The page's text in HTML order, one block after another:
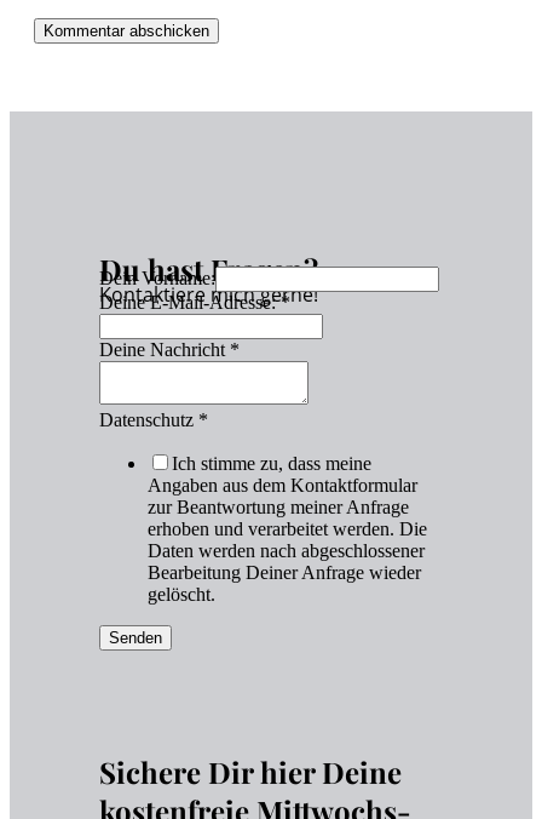
Du hast Fragen?
Kontaktiere mich gerne!
Dein Vorname:
Deine E-Mail-Adresse:*
Deine Nachricht *
Datenschutz *
Ich stimme zu, dass meine
Angaben aus dem Kontaktformular
zur Beantwortung meiner Anfrage
erhoben und verarbeitet werden. Die
Daten werden nach abgeschlossener
Bearbeitung Deiner Anfrage wieder
gelöscht.
Senden
Sichere Dir hier Deine
kostenfreie Mittwochs-